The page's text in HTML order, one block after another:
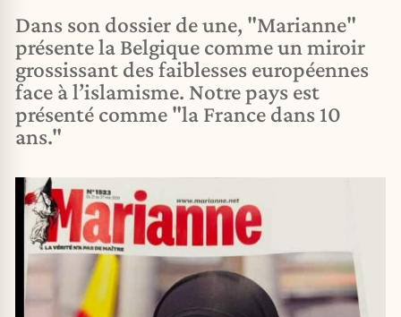
Dans son dossier de une, "Marianne"
présente la Belgique comme un miroir
grossissant des faiblesses européennes
face à l’islamisme. Notre pays est
présenté comme "la France dans 10
ans."